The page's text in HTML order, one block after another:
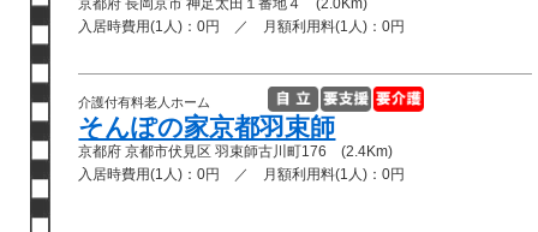
入居時費用(1人)：0円 ／ 月額利用料(1人)：0円
介護付有料老人ホーム
そんぽの家京都羽束師
京都府 京都市伏見区 羽束師古川町176 (2.4Km)
入居時費用(1人)：0円 ／ 月額利用料(1人)：0円